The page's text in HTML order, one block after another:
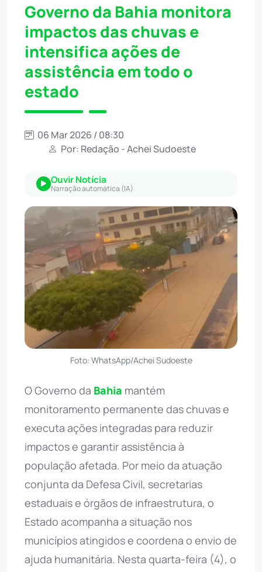
Governo da Bahia monitora
impactos das chuvas e
intensifica ações de
assistência em todo o
estado
06 Mar 2026 / 08:30
Por: Redação - Achei Sudoeste
Ouvir Notícia
Narração automática (IA)
Foto: WhatsApp/Achei Sudoeste
O Governo da Bahia mantém
monitoramento permanente das chuvas e
executa ações integradas para reduzir
impactos e garantir assistência à
população afetada. Por meio da atuação
conjunta da Defesa Civil, secretarias
estaduais e órgãos de infraestrutura, o
Estado acompanha a situação nos
municípios atingidos e coordena o envio de
ajuda humanitária. Nesta quarta-feira (4), o